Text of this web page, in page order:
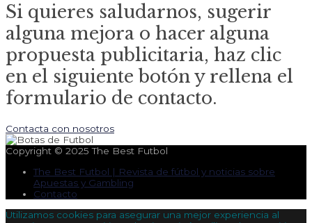
Si quieres saludarnos, sugerir
alguna mejora o hacer alguna
propuesta publicitaria, haz clic
en el siguiente botón y rellena el
formulario de contacto.
Contacta con nosotros
Copyright © 2025The Best Futbol
The Best Futbol | Revista de fútbol y noticias sobre
Apuestas y Gambling
Contacto
Utilizamos cookies para asegurar una mejor experiencia al